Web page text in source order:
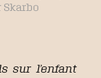
Skarbo
sur l’enfant